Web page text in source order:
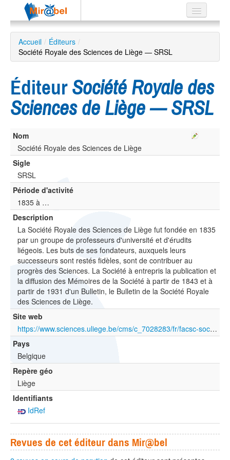
Le réseau
Soutien
avancée
EN
ES
?
Accueil / Éditeurs /
Société Royale des Sciences de Liège — SRSL
Éditeur Société Royale des
Sciences de Liège — SRSL
Nom
Société Royale des Sciences de Liège
Sigle
SRSL
Période d'activité
1835 à …
Description
La Société Royale des Sciences de Liège fut fondée en 1835
par un groupe de professeurs d'université et d'érudits
liégeois. Les buts de ses fondateurs, auxquels leurs
successeurs sont restés fidèles, sont de contribuer au
progrès des Sciences. La Société à entrepris la publication et
la diffusion des Mémoires de la Société à partir de 1843 et à
partir de 1931 d'un Bulletin, le Bulletin de la Société Royale
des Sciences de Liège.
Site web
https://www.sciences.uliege.be/cms/c_7028283/fr/facsc-societe-royale-des-sciences-de-liege
Pays
Belgique
Repère géo
Liège
Identifiants
IdRef
Revues de cet éditeur dans Mir@bel